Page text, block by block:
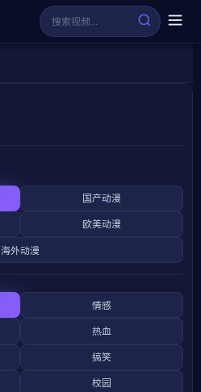
国产动漫
欧美动漫
海外动漫
情感
热血
搞笑
校园